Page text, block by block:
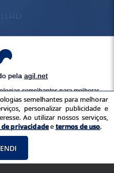
26441J
pela agil.net
semelhantes para melhorar
personalizar publicidade e
Ao utilizar nossos serviços,
de privacidadeetermos de uso
semelhantes para melhorar
personalizar publicidade e
Ao utilizar nossos serviços,
privacidadeetermos de uso.